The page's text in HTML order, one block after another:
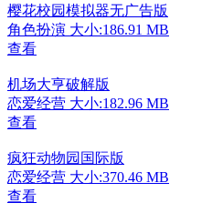
樱花校园模拟器无广告版
角色扮演 大小:186.91 MB
查看
机场大亨破解版
恋爱经营 大小:182.96 MB
查看
疯狂动物园国际版
恋爱经营 大小:370.46 MB
查看